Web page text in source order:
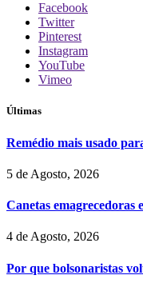
Facebook
Twitter
Pinterest
Instagram
YouTube
Vimeo
Últimas
Remédio mais usado
5 de Agosto, 2026
Canetas emagrecedoras
4 de Agosto, 2026
Por que bolsonaristas